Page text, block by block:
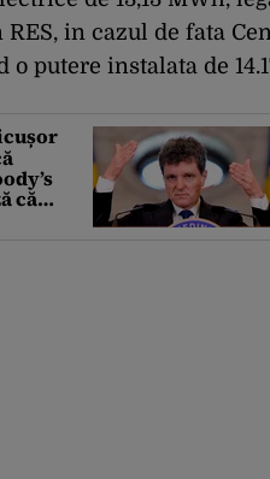
in cazul de fata
o putere instalata de
că
pașii